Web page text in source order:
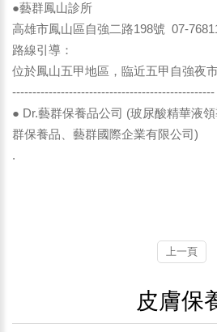
●藝群鳳山診所
高雄市鳳山區自強二路198號 07-
路線引導：
位於鳳山五甲地區，臨近五甲自強夜市
--------------------------------------------------
● Dr.藝群保養品公司 (玻尿酸精華液
群保養品、藝群國際企業有限公司)
.
上一頁
皮膚保